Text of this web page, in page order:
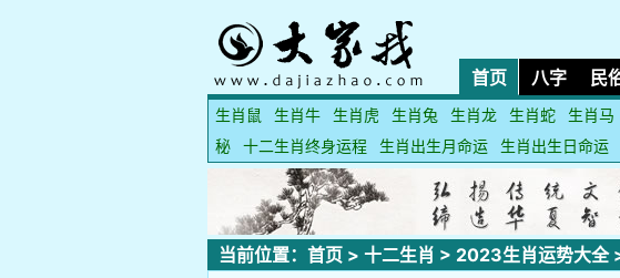
首页 八字 民
生肖鼠 生肖牛 生肖虎 生肖兔 生肖龙 生肖蛇 生肖马
秘
十二生肖终身运程 生肖出生月命运 生肖出生日命运
当前位置： 首页 > 十二生肖 > 2023生肖运势大全